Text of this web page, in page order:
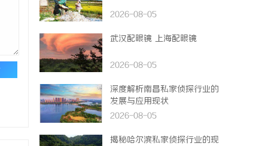
2026-08-05
武汉配眼镜 上海配眼镜
2026-08-05
深度解析南昌私家侦探行业的
发展与应用现状
2026-08-05
揭秘哈尔滨私家侦探行业的现